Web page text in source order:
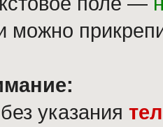
можно
указания